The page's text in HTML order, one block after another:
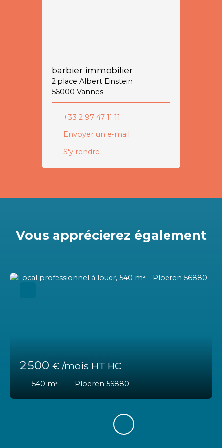
barbier immobilier
2 place Albert Einstein
56000 Vannes
+33 2 97 47 11 11
Envoyer un e-mail
S'y rendre
Vous apprécierez également
2 500 € /mois HT HC
540 m² Ploeren 56880